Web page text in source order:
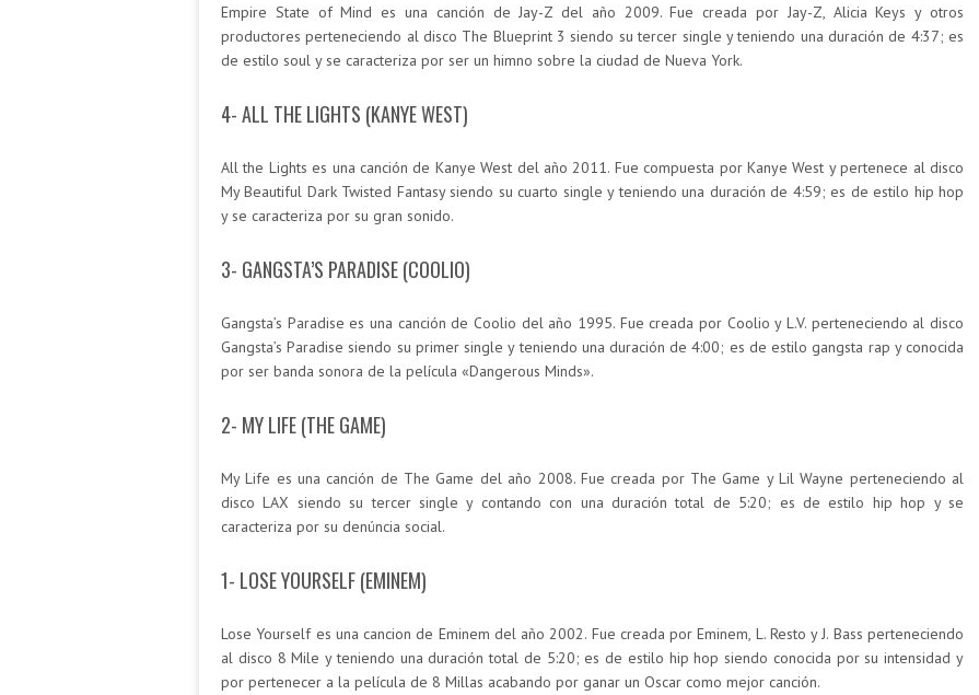
Empire State of Mind es una canción de Jay-Z del año 2009. Fue creada por Jay-Z, Alicia Keys y otros
productores perteneciendo al disco The Blueprint 3 siendo su tercer single y teniendo una duración de 4:37; es
de estilo soul y se caracteriza por ser un himno sobre la ciudad de Nueva York.
4- ALL THE LIGHTS (KANYE WEST)
All the Lights es una canción de Kanye West del año 2011. Fue compuesta por Kanye West y pertenece al disco
My Beautiful Dark Twisted Fantasy siendo su cuarto single y teniendo una duración de 4:59; es de estilo hip hop
y se caracteriza por su gran sonido.
3- GANGSTA’S PARADISE (COOLIO)
Gangsta’s Paradise es una canción de Coolio del año 1995. Fue creada por Coolio y L.V. perteneciendo al disco
Gangsta’s Paradise siendo su primer single y teniendo una duración de 4:00; es de estilo gangsta rap y conocida
por ser banda sonora de la película «Dangerous Minds».
2- MY LIFE (THE GAME)
My Life es una canción de The Game del año 2008. Fue creada por The Game y Lil Wayne perteneciendo al
disco LAX siendo su tercer single y contando con una duración total de 5:20; es de estilo hip hop y se
caracteriza por su denúncia social.
1- LOSE YOURSELF (EMINEM)
Lose Yourself es una cancion de Eminem del año 2002. Fue creada por Eminem, L. Resto y J. Bass perteneciendo
al disco 8 Mile y teniendo una duración total de 5:20; es de estilo hip hop siendo conocida por su intensidad y
por pertenecer a la película de 8 Millas acabando por ganar un Oscar como mejor canción.